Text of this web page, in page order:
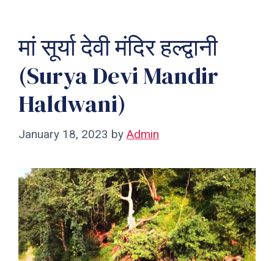
मां सूर्या देवी मंदिर हल्द्वानी
(Surya Devi Mandir
Haldwani)
January 18, 2023 by Admin